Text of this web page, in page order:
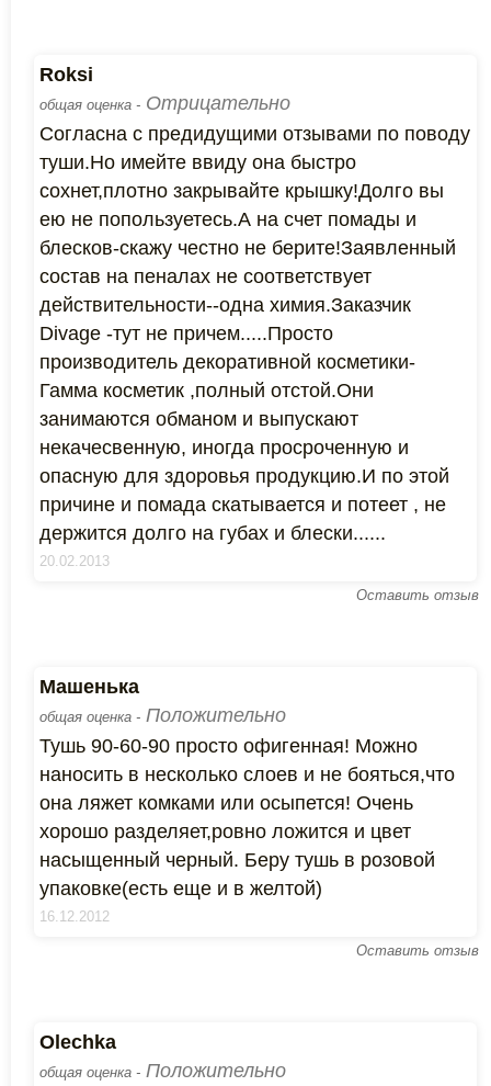
Roksi
общая оценка - Отрицательно
Согласна с предидущими отзывами по поводу
туши.Но имейте ввиду она быстро
сохнет,плотно закрывайте крышку!Долго вы
ею не попользуетесь.А на счет помады и
блесков-скажу честно не берите!Заявленный
состав на пеналах не соответствует
действительности--одна химия.Заказчик
Divage -тут не причем.....Просто
производитель декоративной косметики-
Гамма косметик ,полный отстой.Они
занимаются обманом и выпускают
некачесвенную, иногда просроченную и
опасную для здоровья продукцию.И по этой
причине и помада скатывается и потеет , не
держится долго на губах и блески......
20.02.2013
Оставить отзыв
Машенька
общая оценка - Положительно
Тушь 90-60-90 просто офигенная! Можно
наносить в несколько слоев и не бояться,что
она ляжет комками или осыпется! Очень
хорошо разделяет,ровно ложится и цвет
насыщенный черный. Беру тушь в розовой
упаковке(есть еще и в желтой)
16.12.2012
Оставить отзыв
Olechka
общая оценка - Положительно